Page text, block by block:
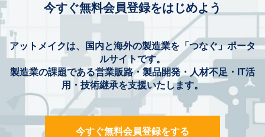
今すぐ無料会員登録をはじめよう
アットメイクは、国内と海外の製造業を「つなぐ」ポータ
ルサイトです。
製造業の課題である営業販路・製品開発・人材不足・IT活
用・技術継承を支援いたします。
今すぐ無料会員登録をする